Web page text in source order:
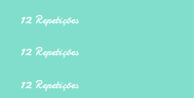
12 Repetições
12 Repetições
12 Repetições